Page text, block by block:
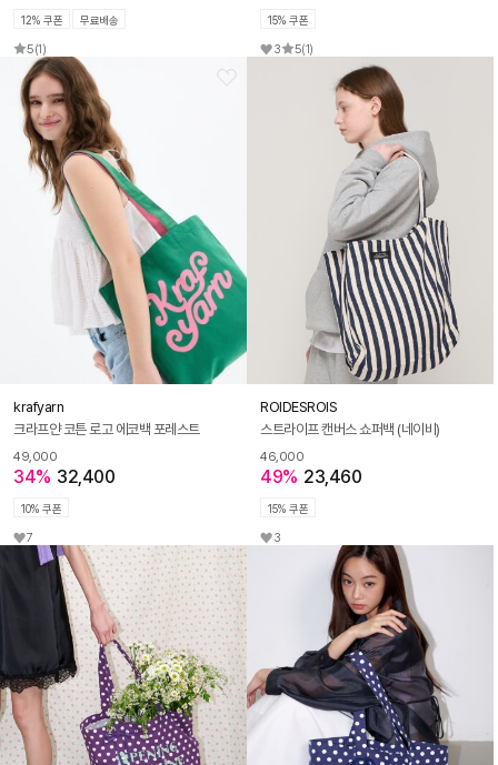
12% 쿠폰 무료배송
5(1)
15% 쿠폰
3 5(1)
krafyarn
크라프얀 코튼 로고 에코백 포레스트
49,000
34% 32,400
10% 쿠폰
7
ROIDESROIS
스트라이프 캔버스 쇼퍼백 (네이비)
46,000
49% 23,460
15% 쿠폰
3